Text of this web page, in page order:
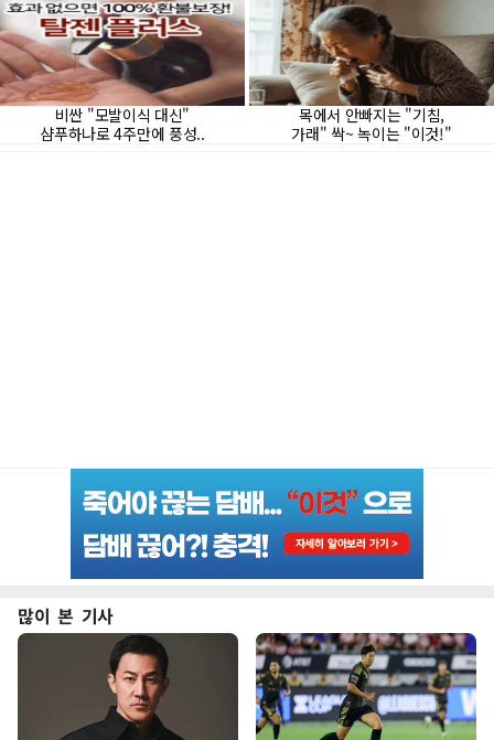
많이 본 기사